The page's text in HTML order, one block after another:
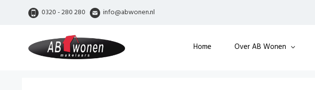
0320 - 280 280 info@abwonen.nl
Home Over AB Wonen